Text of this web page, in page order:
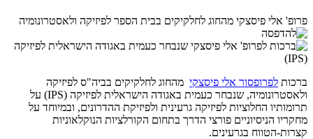
פרופ' אלי פיסצקי מהחוג לחלקיקים בבית הספר לפיזיקה ולאסטרונומיה
ברכות לפרופסור אלי פיסצקי מהחוג לחלקיקים בביה"ס לפיזיקה
ולאסטרונומיה, שנבחר כעמית באגודה הישראלית לפיזיקה (IPS) על
תרומותיו החלוציות לפיזיקה גרעינית ולפיזיקת ההדרונים, ובמיוחד על
מחקריו הניסיוניים פורצי הדרך בתחום הקורלציות הנוקלאוניות
קצרות-הטווח בגרעינים.